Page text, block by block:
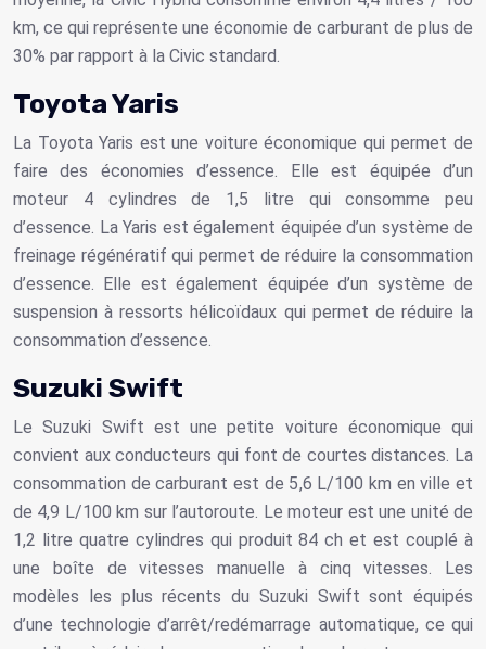
km, ce qui représente une économie de carburant de plus de
30% par rapport à la Civic standard.
Toyota Yaris
La Toyota Yaris est une voiture économique qui permet de
faire des économies d’essence. Elle est équipée d’un
moteur 4 cylindres de 1,5 litre qui consomme peu
d’essence. La Yaris est également équipée d’un système de
freinage régénératif qui permet de réduire la consommation
d’essence. Elle est également équipée d’un système de
suspension à ressorts hélicoïdaux qui permet de réduire la
consommation d’essence.
Suzuki Swift
Le Suzuki Swift est une petite voiture économique qui
convient aux conducteurs qui font de courtes distances. La
consommation de carburant est de 5,6 L/100 km en ville et
de 4,9 L/100 km sur l’autoroute. Le moteur est une unité de
1,2 litre quatre cylindres qui produit 84 ch et est couplé à
une boîte de vitesses manuelle à cinq vitesses. Les
modèles les plus récents du Suzuki Swift sont équipés
d’une technologie d’arrêt/redémarrage automatique, ce qui